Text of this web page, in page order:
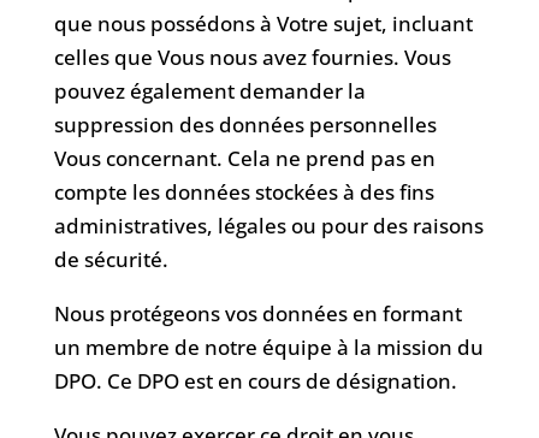
que nous possédons à Votre sujet, incluant
celles que Vous nous avez fournies. Vous
pouvez également demander la
suppression des données personnelles
Vous concernant. Cela ne prend pas en
compte les données stockées à des fins
administratives, légales ou pour des raisons
de sécurité.
Nous protégeons vos données en formant
un membre de notre équipe à la mission du
DPO. Ce DPO est en cours de désignation.